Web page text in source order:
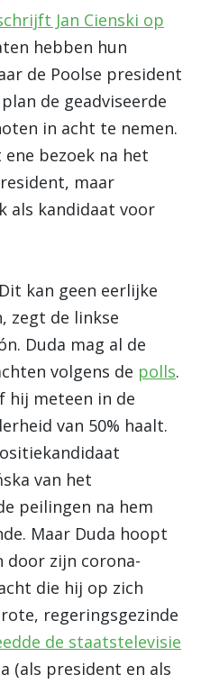
Jan Cienski op
hebben hun
de Poolse president
de geadviseerde
in acht te nemen.
bezoek na het
maar
als kandidaat voor
kan geen eerlijke
zegt de linkse
Duda mag al de
volgens de polls.
hij meteen in de
van 50% haalt.
van het
peilingen na hem
Maar Duda hoopt
door zijn corona-
die hij op zich
regeringsgezinde
de staatstelevisie
(als president en als